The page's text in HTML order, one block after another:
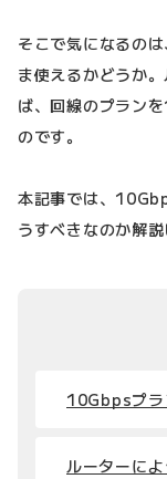
そこで気になるの
ま使えるかどうか
ば、回線のプラン
のです。
本記事では、
うすべきなのか解説
10Gbpsプラ
ルーターに